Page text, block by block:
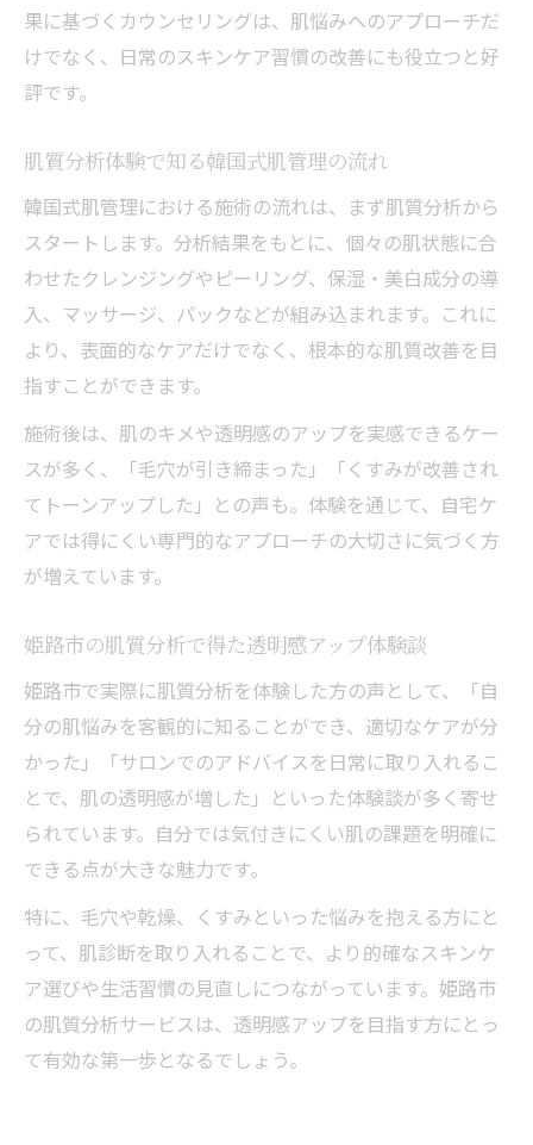
果に基づくカウンセリングは、肌悩みへのアプローチだ
けでなく、日常のスキンケア習慣の改善にも役立つと好
評です。
肌質分析体験で知る韓国式肌管理の流れ
韓国式肌管理における施術の流れは、まず肌質分析から
スタートします。分析結果をもとに、個々の肌状態に合
わせたクレンジングやピーリング、保湿・美白成分の導
入、マッサージ、パックなどが組み込まれます。これに
より、表面的なケアだけでなく、根本的な肌質改善を目
指すことができます。
施術後は、肌のキメや透明感のアップを実感できるケー
スが多く、「毛穴が引き締まった」「くすみが改善され
てトーンアップした」との声も。体験を通じて、自宅ケ
アでは得にくい専門的なアプローチの大切さに気づく方
が増えています。
姫路市の肌質分析で得た透明感アップ体験談
姫路市で実際に肌質分析を体験した方の声として、「自
分の肌悩みを客観的に知ることができ、適切なケアが分
かった」「サロンでのアドバイスを日常に取り入れるこ
とで、肌の透明感が増した」といった体験談が多く寄せ
られています。自分では気付きにくい肌の課題を明確に
できる点が大きな魅力です。
特に、毛穴や乾燥、くすみといった悩みを抱える方にと
って、肌診断を取り入れることで、より的確なスキンケ
ア選びや生活習慣の見直しにつながっています。姫路市
の肌質分析サービスは、透明感アップを目指す方にとっ
て有効な第一歩となるでしょう。